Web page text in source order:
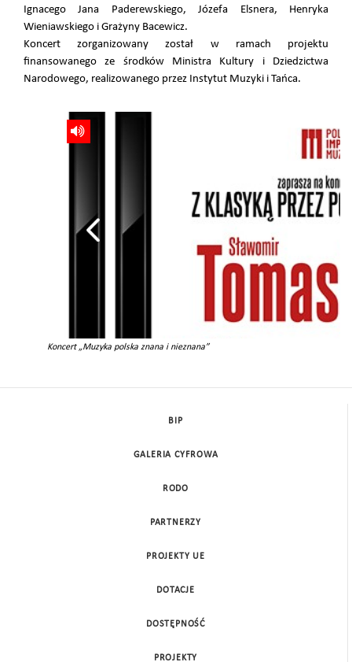
Ignacego Jana Paderewskiego, Józefa Elsnera, Henryka
Wieniawskiego i Grażyny Bacewicz.
Koncert zorganizowany został w ramach projektu
finansowanego ze środków Ministra Kultury i Dziedzictwa
Narodowego, realizowanego przez Instytut Muzyki i Tańca.
Koncert „Muzyka polska znana i nieznana”
BIP
GALERIA CYFROWA
RODO
PARTNERZY
PROJEKTY UE
DOTACJE
DOSTĘPNOŚĆ
PROJEKTY